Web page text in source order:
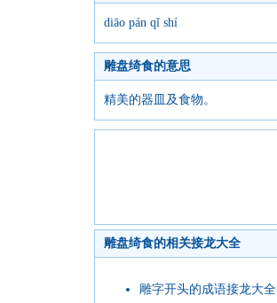
diāo pán qǐ shí
雕盘绮食的意思
精美的器皿及食物。
雕盘绮食的相关接龙大全
雕字开头的成语接龙大全